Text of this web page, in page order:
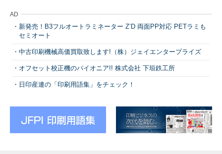
AD
新発売！B3フルオートラミネーター Z’D 両面PP対応 PETラミも
セミオート
中古印刷機械高価買取致します!（株）ジェイエンタープライズ
オフセット校正機のパイオニア!! 株式会社 下垣鉄工所
日印産連の「印刷用語集」をチェック！